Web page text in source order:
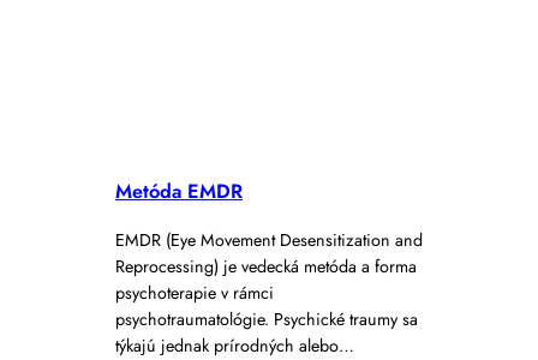
Metóda EMDR
EMDR (Eye Movement Desensitization and
Reprocessing) je vedecká metóda a forma
psychoterapie v rámci
psychotraumatológie. Psychické traumy sa
týkajú jednak prírodných alebo…